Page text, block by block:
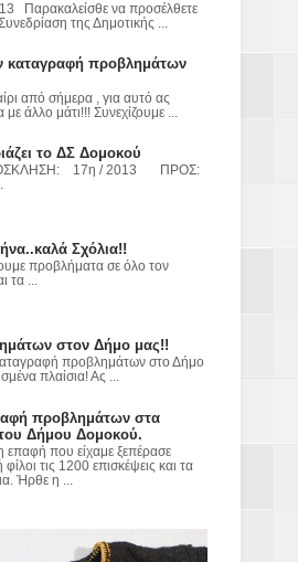
Παρακαλείσθε να προσέλθετε
της Δημοτικής ...
καταγραφή προβλημάτων
από σήμερα , για αυτό ας
άλλο μάτι!!! Συνεχίζουμε ...
το ΔΣ Δομοκού
17η / 2013 ΠΡΟΣ:
Σχόλια!!
προβλήματα σε όλο τον
τα ...
στον Δήμο μας!!
προβλημάτων στο Δήμο
πλαίσια! Ας ...
προβλημάτων στα
Δήμου Δομοκού.
επαφή που είχαμε ξεπέρασε
τις 1200 επισκέψεις και τα
Ήρθε η ...